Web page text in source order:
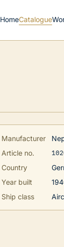
HomeCatalogue
Manufacturer
Article no.
Country
Year built
Ship class